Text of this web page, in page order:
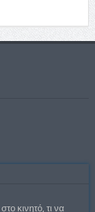
κινητό, τι να